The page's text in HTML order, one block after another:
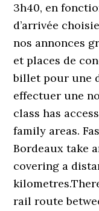
3h40, en
d’arrivée
nos annonces
et places de
billet pour une
effectuer une
class has
family areas.
Bordeaux take
covering a
rail route